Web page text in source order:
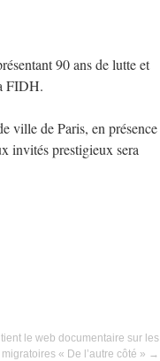
90 ans de lutte et
FIDH.
ville de Paris, en présence
invités prestigieux sera
le web documentaire sur les
« De l’autre côté » →